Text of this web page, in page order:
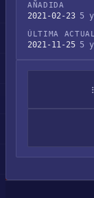
AÑADIDA
2021-02-23 5
ÚLTIMA
2021-11-25 5